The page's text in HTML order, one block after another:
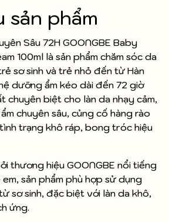
sản phẩm
Sâu 72H GOONGBE Baby
100ml là sản phẩm chăm sóc da
sơ sinh và trẻ nhỏ đến từ Hàn
dưỡng ẩm kéo dài đến 72 giờ
chuyên biệt cho làn da nhạy cảm,
chuyên sâu, củng cố hàng rào
trạng khô ráp, bong tróc hiệu
thương hiệu GOONGBE nổi tiếng
sản phẩm phù hợp sử dụng
sơ sinh, đặc biệt với làn da khô,
ứng.